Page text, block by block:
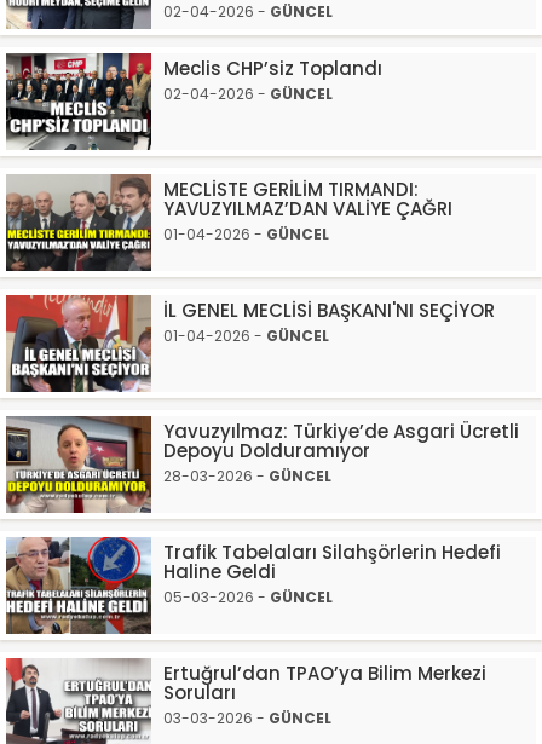
02-04-2026 - GÜNCEL
Meclis CHP’siz Toplandı
02-04-2026 - GÜNCEL
MECLİSTE GERİLİM TIRMANDI:
YAVUZYILMAZ’DAN VALİYE ÇAĞRI
01-04-2026 - GÜNCEL
İL GENEL MECLİSİ BAŞKANI'NI SEÇİYOR
01-04-2026 - GÜNCEL
Yavuzyılmaz: Türkiye’de Asgari Ücretli
Depoyu Dolduramıyor
28-03-2026 - GÜNCEL
Trafik Tabelaları Silahşörlerin Hedefi
Haline Geldi
05-03-2026 - GÜNCEL
Ertuğrul’dan TPAO’ya Bilim Merkezi
Soruları
03-03-2026 - GÜNCEL